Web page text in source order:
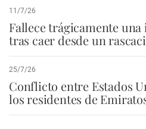
11/7/26
Fallece trágicamente
tras caer desde un
25/7/26
Conflicto entre Estados
los residentes de